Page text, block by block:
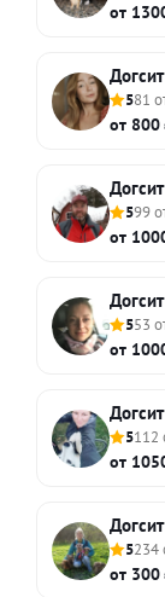
от
581
от
599
от
553
от
5112
от
5234
от